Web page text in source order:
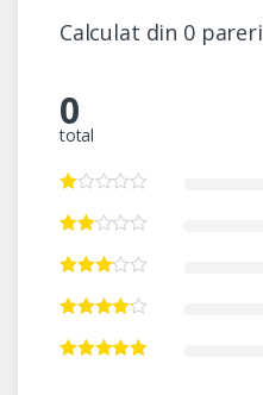
Calculat din 0 pareri
0
total